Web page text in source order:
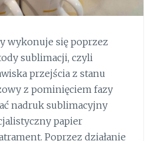
wykonuje się poprzez
sublimacji, czyli
przejścia z stanu
z pominięciem fazy
nadruk sublimacyjny
papier
Poprzez działanie